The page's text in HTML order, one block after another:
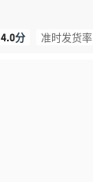
4.0分 准时发货率